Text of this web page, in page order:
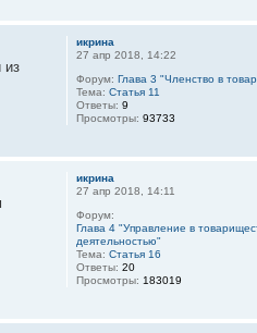
икрина
27 апр 2018, 14:22
Форум:Глава 3 "Членство в
Тема:Статья 11
Ответы:9
Просмотры:93733
из
икрина
27 апр 2018, 14:11
Форум:
Глава 4 "Управление в
деятельностью"
Тема:Статья 16
Ответы:20
Просмотры: 183019